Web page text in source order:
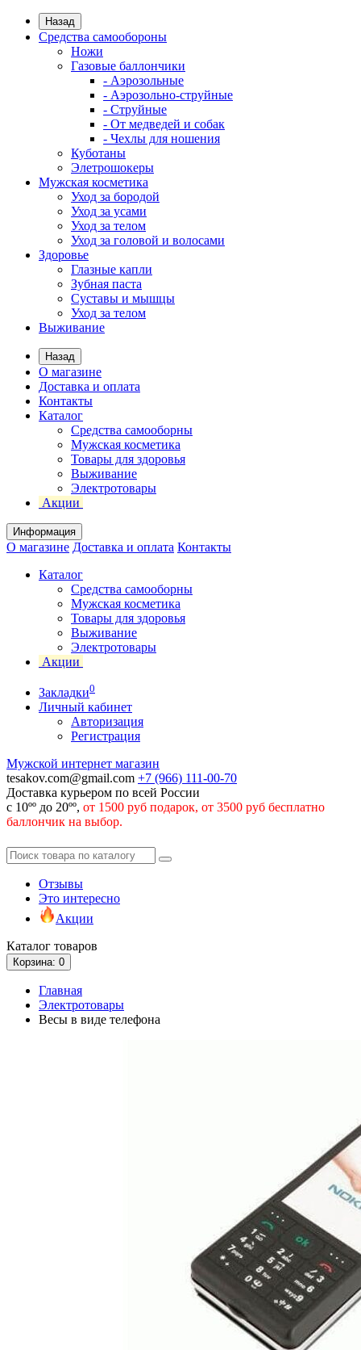
Назад
Средства самообороны
Ножи
Газовые баллончики
- Аэрозольные
- Аэрозольно-струйные
- Струйные
- От медведей и собак
- Чехлы для ношения
Куботаны
Элетрошокеры
Мужская косметика
Уход за бородой
Уход за усами
Уход за телом
Уход за головой и волосами
Здоровье
Глазные капли
Зубная паста
Суставы и мышцы
Уход за телом
Выживание
Назад
О магазине
Доставка и оплата
Контакты
Каталог
Средства самооборны
Мужская косметика
Товары для здоровья
Выживание
Электротовары
Акции
Информация
О магазине Доставка и оплата Контакты
Каталог
Средства самооборны
Мужская косметика
Товары для здоровья
Выживание
Электротовары
Акции
Закладки0
Личный кабинет
Авторизация
Регистрация
Мужской интернет магазин
tesakov.com@gmail.com +7 (966) 111-00-70
Доставка курьером по всей России
с 10ºº до 20ºº, от 1500 руб подарок, от 3500 руб бесплатно
баллончик на выбор.
Отзывы
Это интересно
Акции
Каталог товаров
Корзина: 0
Главная
Электротовары
Весы в виде телефона